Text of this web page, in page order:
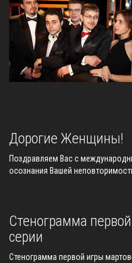
Дорогие Женщины!
Поздравляем Вас с
осознания Вашей
Стенограмма
серии
Стенограмма первой игры